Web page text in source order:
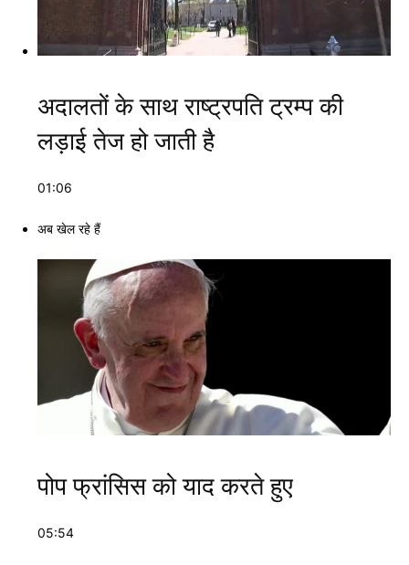
अदालतों के साथ राष्ट्रपति ट्रम्प की
लड़ाई तेज हो जाती है
01:06
अब खेल रहे हैं
पोप फ्रांसिस को याद करते हुए
05:54